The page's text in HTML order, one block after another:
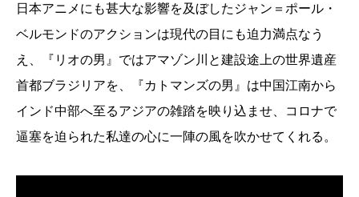
日本アニメにも甚大な影響を及ぼしたジャン＝ポール・
ベルモンドのアクションは現代の目にも迫力満点なう
え、『リオの男』ではアマゾン川と建設途上の世界遺産
首都ブラジリアを、『カトマンズの男』は中国江南から
インド中部へ至るアジアの雑踏を映り込ませ、コロナで
逼塞を迫られた私達の心に一陣の風を吹かせてくれる。